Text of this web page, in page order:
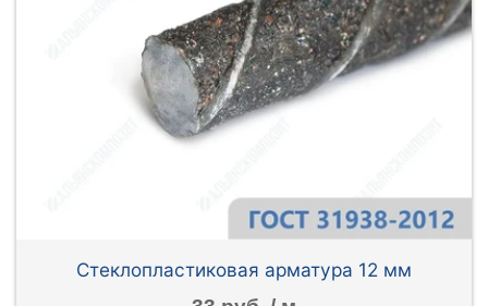
Стеклопластиковая арматура 12 мм